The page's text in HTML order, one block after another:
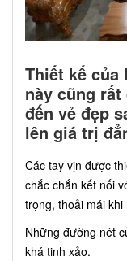
Thiết kế của
này cũng rất
đến vẻ đẹp
lên giá trị
Các tay vịn được
chắc chắn kết nối
trọng, thoải mái
Những đường nét
khá tinh xảo.